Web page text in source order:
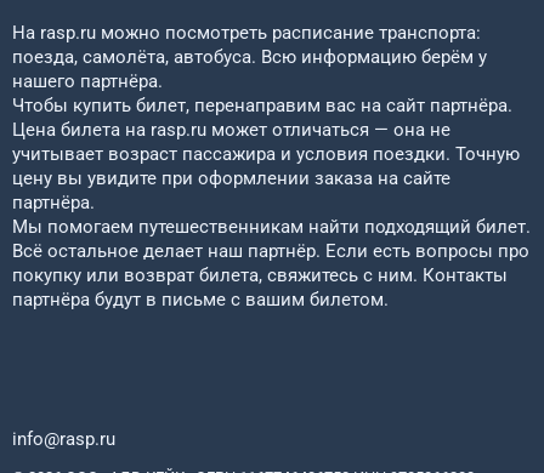
На rasp.ru можно посмотреть расписание транспорта:
поезда, самолёта, автобуса. Всю информацию берём у
нашего партнёра.
Чтобы купить билет, перенаправим вас на сайт партнёра.
Цена билета на rasp.ru может отличаться — она не
учитывает возраст пассажира и условия поездки. Точную
цену вы увидите при оформлении заказа на сайте
партнёра.
Мы помогаем путешественникам найти подходящий билет.
Всё остальное делает наш партнёр. Если есть вопросы про
покупку или возврат билета, свяжитесь с ним. Контакты
партнёра будут в письме с вашим билетом.
info@rasp.ru